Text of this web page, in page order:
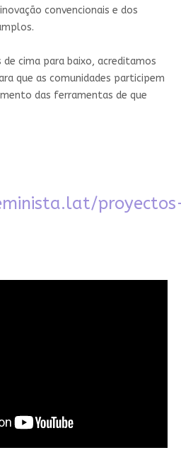
convencionais e dos
de cima para baixo, acreditamos
que as comunidades participem
das ferramentas de que